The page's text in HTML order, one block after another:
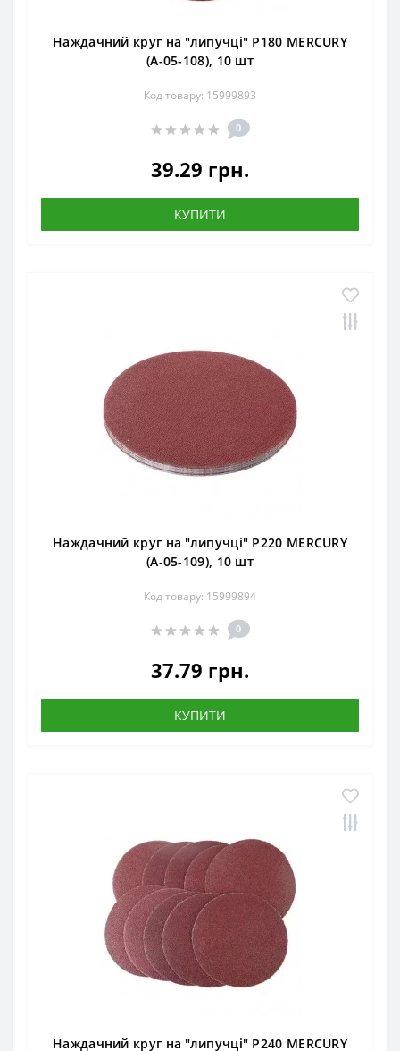
Наждачний круг на "липучці" Р180 MERCURY
(А-05-108), 10 шт
Код товару: 15999893
0
39.29 грн.
КУПИТИ
Наждачний круг на "липучці" Р220 MERCURY
(А-05-109), 10 шт
Код товару: 15999894
0
37.79 грн.
КУПИТИ
Наждачний круг на "липучці" Р240 MERCURY